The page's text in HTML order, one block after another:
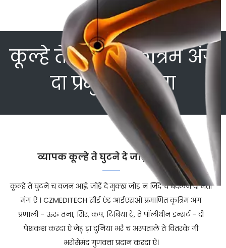
घुटने
कूल्हे ते घुटने दे कृत्रिम अंगें
दा प्रमुख निर्माता
व्यापक कूल्हे ते घुटने दे जोड़ समाधान
कूल्हे ते घुटने च वजन आह्ले जोड़ें दे मुक्ख जोड़ न जिंदे च बदलने दी मती
मंग ऐ । CZMEDITECH सीई एंड आईएसओ प्रमाणित कृत्रिम अंग
प्रणाली - ऊरु तना, सिर, कप, टिबिया ट्रे, ते पॉलीथीन इन्सर्ट - दी
पेशकश करदा ऐ जेह् ड़ा दुनिया भरै च अस्पतालें ते वितरकें गी
भरोसेमंद गुणवत्ता प्रदान करदा ऐ।